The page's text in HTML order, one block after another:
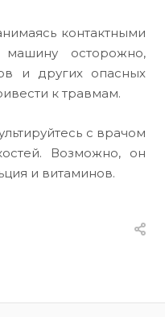
контактными
осторожно,
и других опасных
к травмам.
с врачом
Возможно, он
и витаминов.